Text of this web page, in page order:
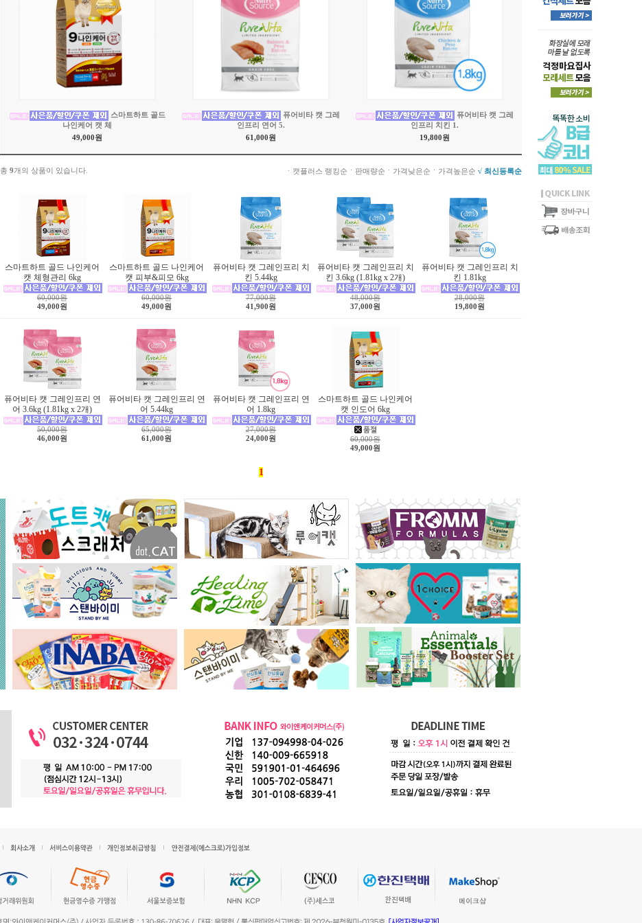
스마트하트 골드
나인케어 캣 체
49,000원
퓨어비타 캣 그레
인프리 연어 5.
61,000원
퓨어비타 캣 그레
인프리 치킨 1.
19,800원
총 9개의 상품이 있습니다. ㆍ캣플러스 랭킹순 ㆍ 판매량순 ㆍ 가격낮은순 ㆍ 가격높은순 √ 최신등록순
스마트하트 골드 나인케어
캣 체형관리 6kg
60,000원
49,000원
스마트하트 골드 나인케어
캣 피부&피모 6kg
60,000원
49,000원
퓨어비타 캣 그레인프리 치
킨 5.44kg
77,000원
41,900원
퓨어비타 캣 그레인프리 치
킨 3.6kg (1.81kg x 2개)
48,000원
37,000원
퓨어비타 캣 그레인프리 치
킨 1.81kg
28,000원
19,800원
퓨어비타 캣 그레인프리 연
어 3.6kg (1.81kg x 2개)
50,000원
46,000원
퓨어비타 캣 그레인프리 연
어 5.44kg
65,000원
61,000원
퓨어비타 캣 그레인프리 연
어 1.8kg
27,000원
24,000원
스마트하트 골드 나인케어
캣 인도어 6kg
60,000원
49,000원
1